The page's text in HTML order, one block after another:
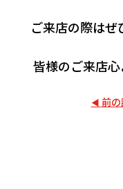
ご来店の際は
皆様のご来店
前